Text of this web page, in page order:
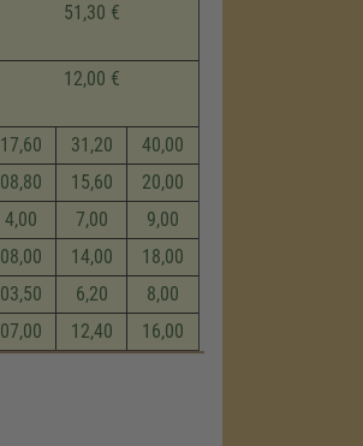
51,30 €
12,00 €
17,60 31,20
40,00
08,80 15,60
20,00
4,00 7,00
9,00
08,00 14,00
18,00
03,50 6,20
8,00
07,00 12,40 16,00